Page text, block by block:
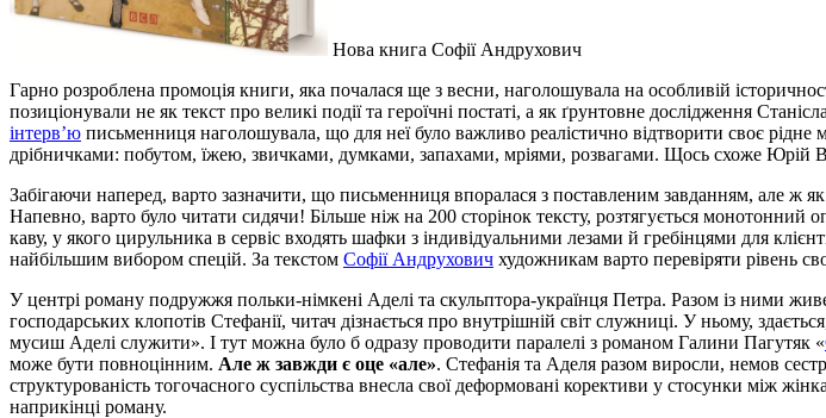
Нова книга Софії Андрухович
Гарно розроблена промоція книги, яка почалася ще з весни, наголошувала на особливій
позиціонували не як текст про великі події та героїчні постаті, а як ґрунтовне дослідження
інтерв’ю письменниця наголошувала, що для неї було важливо реалістично відтворити своє рідне
дрібничками: побутом, їжею, звичками, думками, запахами, мріями, розвагами. Щось схоже Юрій
Забігаючи наперед, варто зазначити, що письменниця впоралася з поставленим завданням, але
Напевно, варто було читати сидячи! Більше ніж на 200 сторінок тексту, розтягується
каву, у якого цирульника в сервіс входять шафки з індивідуальними лезами й гребінцями для
найбільшим вибором спецій. За текстом Софії Андрухович художникам варто перевіряти рівень
У центрі роману подружжя польки-німкені Аделі та скульптора-українця Петра. Разом із ними
господарських клопотів Стефанії, читач дізнається про внутрішній світ служниці. У ньому,
мусиш Аделі служити». І тут можна було б одразу проводити паралелі з романом Галини Пагутяк «
може бути повноцінним. Але ж завжди є оце «але». Стефанія та Аделя разом виросли, немов
структурованість тогочасного суспільства внесла свої деформовані корективи у стосунки між
наприкінці роману.